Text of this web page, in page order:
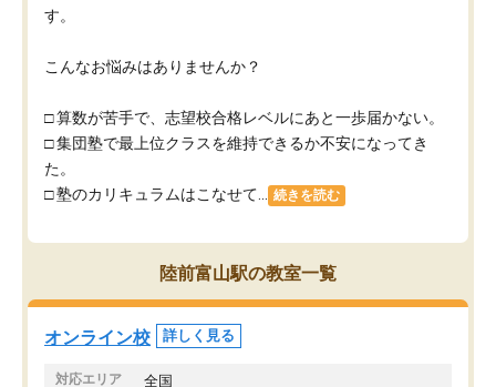
す。
こんなお悩みはありませんか？
□ 算数が苦手で、志望校合格レベルにあと一歩届かない。
□ 集団塾で最上位クラスを維持できるか不安になってき
た。
□ 塾のカリキュラムはこなせて...
続きを読む
陸前富山駅の教室一覧
オンライン校 詳しく見る
対応エリア 全国